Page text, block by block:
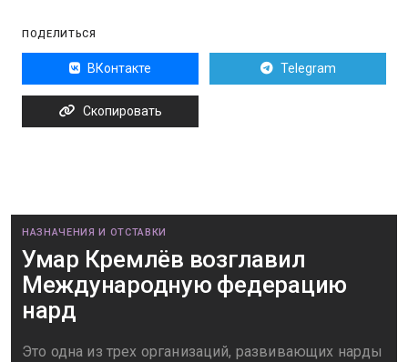
ПОДЕЛИТЬСЯ
ВКонтакте Telegram
Скопировать
НАЗНАЧЕНИЯ И ОТСТАВКИ
Умар Кремлёв возглавил
Международную федерацию
нард
Это одна из трех организаций, развивающих нарды